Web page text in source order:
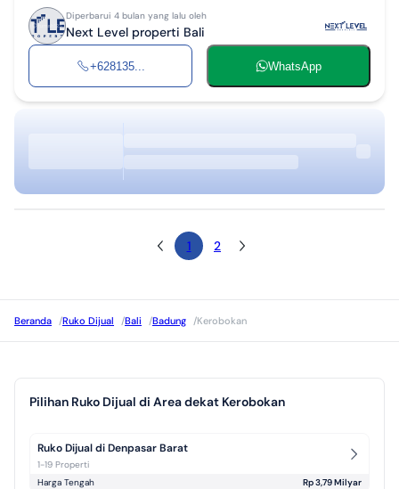
Diperbarui 4 bulan yang lalu oleh
Next Level properti Bali
+628135... WhatsApp
1 2
Beranda /Ruko Dijual /Bali /Badung /Kerobokan
Pilihan Ruko Dijual di Area dekat Kerobokan
Ruko Dijual di Denpasar Barat
1-19 Properti
Harga Tengah
Rp 3,79 Milyar